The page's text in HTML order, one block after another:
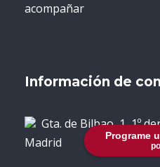
Programe
acompañar
Información de
Gta. de Bilbao, 1, 1º
Madrid